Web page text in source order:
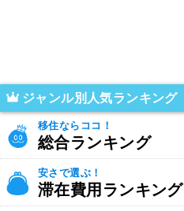
ジャンル別人気ランキング
移住ならココ！
総合ランキング
安さで選ぶ！
滞在費用ランキング